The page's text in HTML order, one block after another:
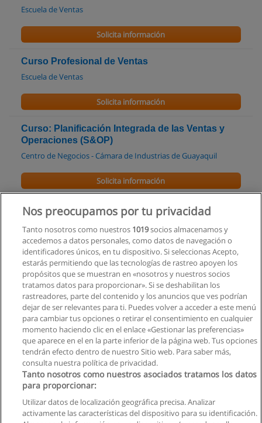
Escuela de Ventas
Solicita información
Curso Profesional de Ventas
Escuela de Ventas
Solicita información
Curso: Planificación Integrada de las Ventas y
Operaciones (S&OP)
Centro de Negocios - Cámara de Industrias de Guayaquil
Solicita información
Curso Técnicas de Ventas con Aval Internacional
Solicita información
Curso Inteligencia Artificial para Atención al
Cliente y Ventas Efectivas
Grupo Empresarial Politécnico
Solicita información
Privacidad de datos
Nos preocupamos por tu privacidad
Tanto nosotros como nuestros 1019socios almacenamos y
accedemos a datos personales, como datos de navegación o
identificadores únicos, en tu dispositivo. Si seleccionas Acepto,
estarás permitiendo que las tecnologías de rastreo apoyen los
propósitos que se muestran en «nosotros y nuestros socios
tratamos datos para proporcionar». Si se deshabilitan los
rastreadores, parte del contenido y los anuncios que ves podrían
dejar de ser relevantes para ti. Puedes volver a acceder a este menú
para cambiar tus opciones o retirar el consentimiento en cualquier
momento haciendo clic en el enlace «Gestionar las preferencias»
que aparece en el en la parte inferior de la página web. Tus opciones
tendrán efecto dentro de nuestro Sitio web. Para saber más,
consulta nuestra política de privacidad.
Tanto nosotros como nuestros asociados tratamos los datos
para proporcionar:
Utilizar datos de localización geográfica precisa. Analizar
activamente las características del dispositivo para su identificación.